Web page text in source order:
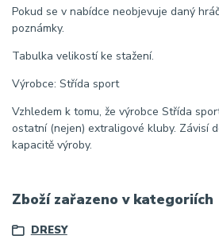
Pokud se v nabídce neobjevuje daný
poznámky.
Tabulka velikostí ke stažení.
Výrobce: Střída sport
Vzhledem k tomu, že výrobce Střída
ostatní (nejen) extraligové kluby. Závisí
kapacitě výroby.
Zboží zařazeno v kategoriích
DRESY